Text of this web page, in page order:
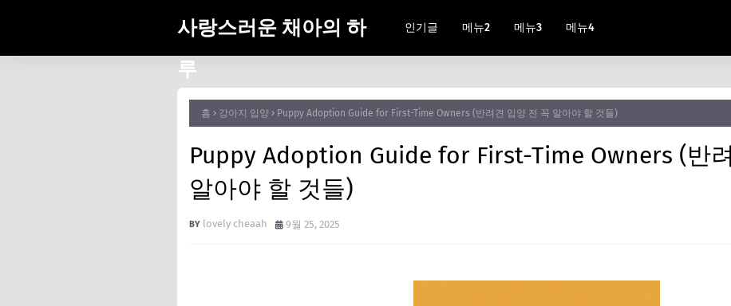
사랑스러운 채아의 하
루
인기글 메뉴2 메뉴3 메뉴4
홈 강아지 입양 Puppy Adoption Guide for First-Time Owners (반려견 입양 전 꼭 알아야 할 것들)
Puppy Adoption Guide for First-Time Owners (반려
알아야 할 것들)
lovely cheaah 9월 25, 2025